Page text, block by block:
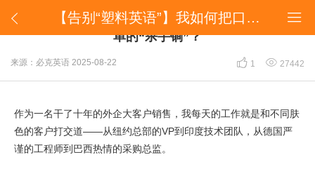
 
【告别“塑料英语”】我如何把口语练成拿下百万订单的“杀手锏”？
【告别“塑料英语”】我如何把口语练成拿下百万订
单的“杀手锏”？
来源：必克英语 2025-08-22  1  27442
作为一名干了十年的外企大客户销售，我每天的工作就是和不同肤
色的客户打交道——从纽约总部的VP到印度技术团队，从德国严
谨的工程师到巴西热情的采购总监。